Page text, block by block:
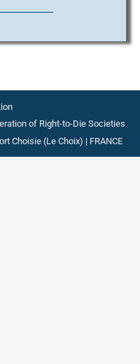
Choisie (Le Choix) | FRANCE